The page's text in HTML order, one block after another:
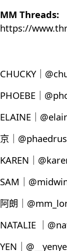
MM Threads:
https://
CHUCKY｜
PHOEBE｜
ELAINE｜
京｜
KAREN｜
SAM｜
阿朗｜
NATALIE ｜
YEN｜